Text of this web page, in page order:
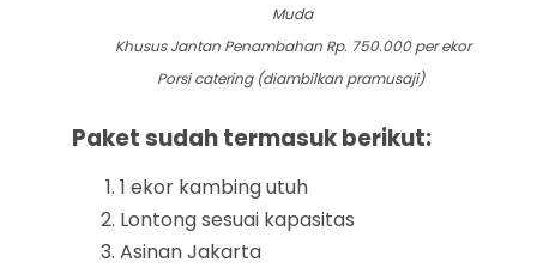
Muda
Khusus Jantan Penambahan Rp. 750.000 per ekor
Porsi catering (diambilkan pramusaji)
Paket sudah termasuk berikut:
1 ekor kambing utuh
Lontong sesuai kapasitas
Asinan Jakarta